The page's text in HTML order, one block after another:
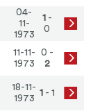
04-
11-
1973
1 -
0
11-11-
1973
0 -
2
18-11-
1973
1 - 1